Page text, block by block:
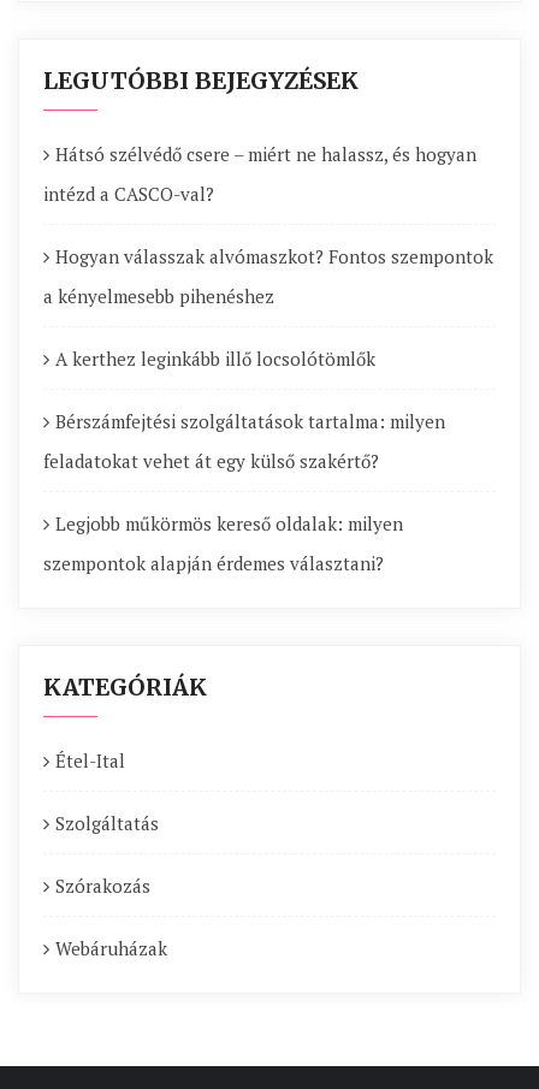
LEGUTÓBBI BEJEGYZÉSEK
Hátsó szélvédő csere – miért ne halassz, és hogyan
intézd a CASCO-val?
Hogyan válasszak alvómaszkot? Fontos szempontok
a kényelmesebb pihenéshez
A kerthez leginkább illő locsolótömlők
Bérszámfejtési szolgáltatások tartalma: milyen
feladatokat vehet át egy külső szakértő?
Legjobb műkörmös kereső oldalak: milyen
szempontok alapján érdemes választani?
KATEGÓRIÁK
Étel-Ital
Szolgáltatás
Szórakozás
Webáruházak